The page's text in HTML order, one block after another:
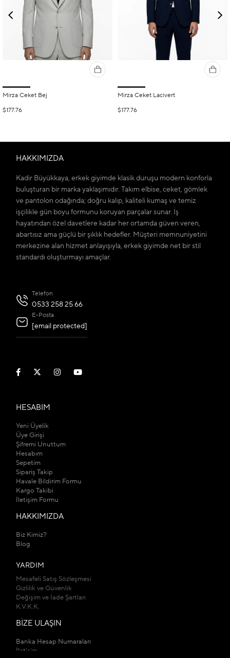
Mirza Ceket Bej
$177.76
Mirza Ceket Lacivert
$177.76
HAKKIMIZDA
Kadir Büyükkaya, erkek giyimde klasik duruşu modern konforla
buluşturan bir marka yaklaşımıdır. Takım elbise, ceket, gömlek
ve pantolon odağında; doğru kalıp, kaliteli kumaş ve temiz
işçilikle gün boyu formunu koruyan parçalar sunar. İş
hayatından özel davetlere kadar her ortamda güven veren,
abartısız ama güçlü bir şıklık hedefler. Müşteri memnuniyetini
merkezine alan hizmet anlayışıyla, erkek giyimde net bir stil
standardı oluşturmayı amaçlar.
Telefon
0533 258 25 66
E-Posta
[email protected]
HESABIM
Yeni Üyelik
Üye Girişi
Şifremi Unuttum
Hesabım
Sepetim
Sipariş Takip
Havale Bildirim Formu
Kargo Takibi
İletişim Formu
HAKKIMIZDA
Biz Kimiz?
Blog
YARDIM
Mesafeli Satış Sözleşmesi
Gizlilik ve Güvenlik
Değişim ve İade Şartları
K.V.K.K.
BİZE ULAŞIN
Banka Hesap Numaraları
İletişim